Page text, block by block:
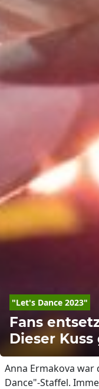
"Let's Dance 2023"
Fans
Dieser
Anna Ermakova
Dance"-Staffel.